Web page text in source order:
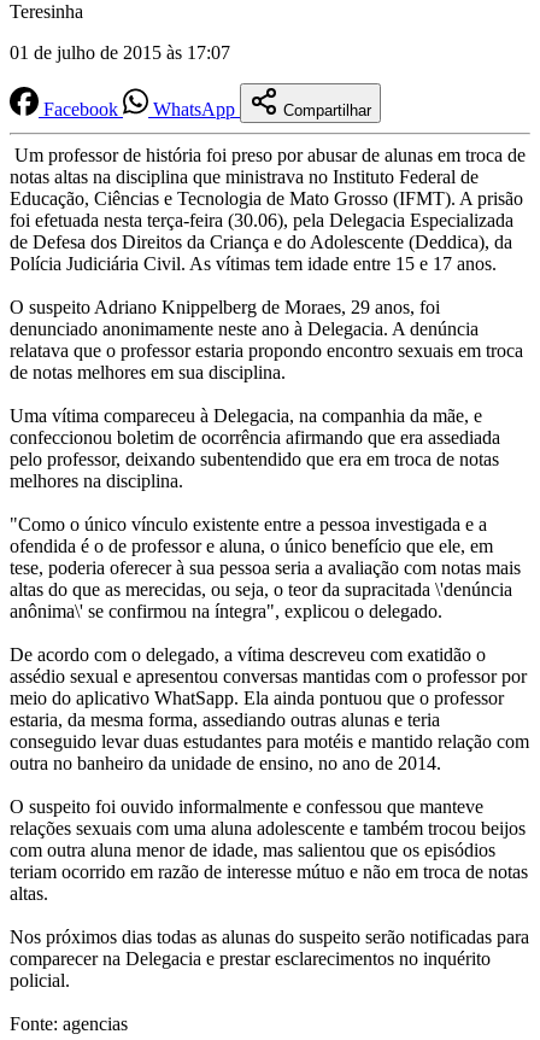
Teresinha
01 de julho de 2015 às 17:07
Facebook WhatsApp Compartilhar
Um professor de história foi preso por abusar de alunas em troca de
notas altas na disciplina que ministrava no Instituto Federal de
Educação, Ciências e Tecnologia de Mato Grosso (IFMT). A prisão
foi efetuada nesta terça-feira (30.06), pela Delegacia Especializada
de Defesa dos Direitos da Criança e do Adolescente (Deddica), da
Polícia Judiciária Civil. As vítimas tem idade entre 15 e 17 anos.
O suspeito Adriano Knippelberg de Moraes, 29 anos, foi
denunciado anonimamente neste ano à Delegacia. A denúncia
relatava que o professor estaria propondo encontro sexuais em troca
de notas melhores em sua disciplina.
Uma vítima compareceu à Delegacia, na companhia da mãe, e
confeccionou boletim de ocorrência afirmando que era assediada
pelo professor, deixando subentendido que era em troca de notas
melhores na disciplina.
"Como o único vínculo existente entre a pessoa investigada e a
ofendida é o de professor e aluna, o único benefício que ele, em
tese, poderia oferecer à sua pessoa seria a avaliação com notas mais
altas do que as merecidas, ou seja, o teor da supracitada \'denúncia
anônima\' se confirmou na íntegra", explicou o delegado.
De acordo com o delegado, a vítima descreveu com exatidão o
assédio sexual e apresentou conversas mantidas com o professor por
meio do aplicativo WhatSapp. Ela ainda pontuou que o professor
estaria, da mesma forma, assediando outras alunas e teria
conseguido levar duas estudantes para motéis e mantido relação com
outra no banheiro da unidade de ensino, no ano de 2014.
O suspeito foi ouvido informalmente e confessou que manteve
relações sexuais com uma aluna adolescente e também trocou beijos
com outra aluna menor de idade, mas salientou que os episódios
teriam ocorrido em razão de interesse mútuo e não em troca de notas
altas.
Nos próximos dias todas as alunas do suspeito serão notificadas para
comparecer na Delegacia e prestar esclarecimentos no inquérito
policial.
Fonte: agencias